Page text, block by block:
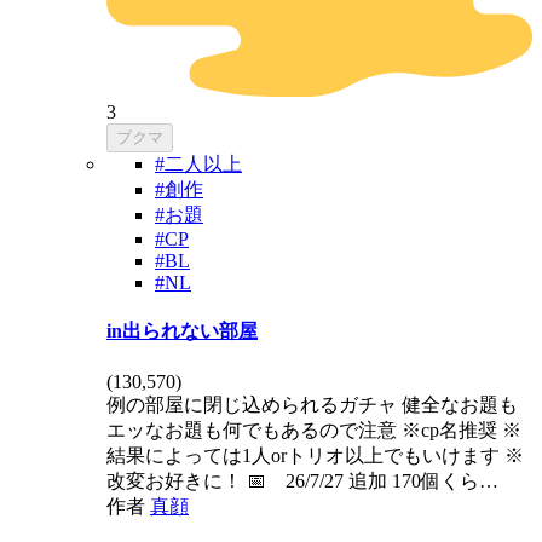
3
ブクマ
#二人以上
#創作
#お題
#CP
#BL
#NL
in出られない部屋
(130,570)
例の部屋に閉じ込められるガチャ 健全なお題も
エッなお題も何でもあるので注意 ※cp名推奨 ※
結果によっては1人orトリオ以上でもいけます ※
改変お好きに！ 📅 26/7/27 追加 170個くら…
作者 真顔